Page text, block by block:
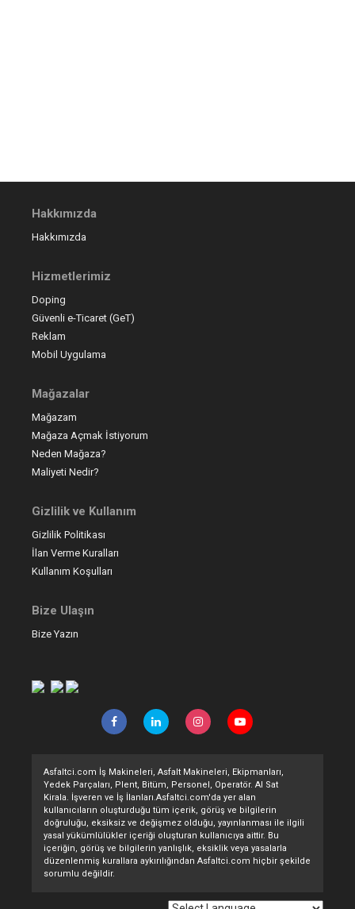
Hakkımızda
Hakkımızda
Hizmetlerimiz
Doping
Güvenli e-Ticaret (GeT)
Reklam
Mobil Uygulama
Mağazalar
Mağazam
Mağaza Açmak İstiyorum
Neden Mağaza?
Maliyeti Nedir?
Gizlilik ve Kullanım
Gizlilik Politikası
İlan Verme Kuralları
Kullanım Koşulları
Bize Ulaşın
Bize Yazın
Asfaltci.com İş Makineleri, Asfalt Makineleri, Ekipmanları,
Yedek Parçaları, Plent, Bitüm, Personel, Operatör. Al Sat
Kirala. İşveren ve İş İlanları.Asfaltci.com'da yer alan
kullanıcıların oluşturduğu tüm içerik, görüş ve bilgilerin
doğruluğu, eksiksiz ve değişmez olduğu, yayınlanması ile ilgili
yasal yükümlülükler içeriği oluşturan kullanıcıya aittir. Bu
içeriğin, görüş ve bilgilerin yanlışlık, eksiklik veya yasalarla
düzenlenmiş kurallara aykırılığından Asfaltci.com hiçbir şekilde
sorumlu değildir.